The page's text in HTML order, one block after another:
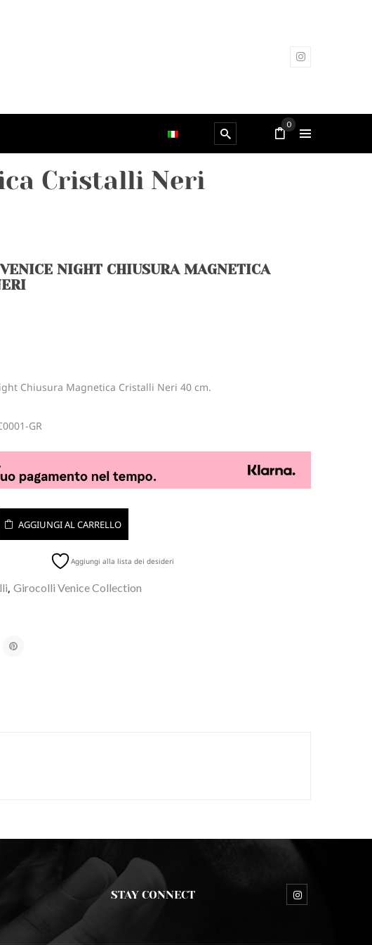
0
Cristalli Neri
NIGHT CHIUSURA MAGNETICA
Chiusura Magnetica Cristalli Neri 40 cm.
GR
AGGIUNGI AL CARRELLO
Aggiungi alla lista dei desideri
,Girocolli Venice Collection
STAY CONNECT